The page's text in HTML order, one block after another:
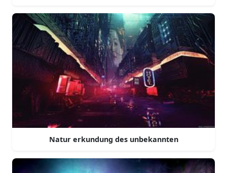
Natur erkundung des unbekannten